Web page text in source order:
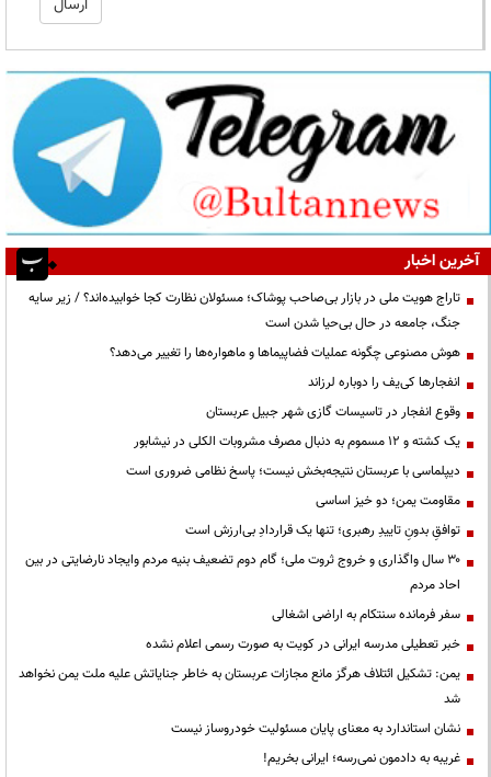
آخرین اخبار
تاراج هویت ملی در بازار بی‌صاحب پوشاک؛ مسئولان نظارت کجا خوابیده‌اند؟ / زیر سایه
جنگ، جامعه در حال بی‌حیا شدن است
هوش مصنوعی چگونه عملیات فضاپیماها و ماهواره‌ها را تغییر می‌دهد؟
انفجارها کی‌یف را دوباره لرزاند
وقوع انفجار در تاسیسات گازی شهر جبیل عربستان
یک کشته و ۱۲ مسموم به دنبال مصرف مشروبات الکلی در نیشابور
دیپلماسی با عربستان نتیجه‌بخش نیست؛ پاسخ نظامی ضروری است
مقاومت یمن؛ دو خیز اساسی
توافقِ بدونِ تاییدِ رهبری؛ تنها یک قراردادِ بی‌ارزش است
۳۰ سال واگذاری و خروج ثروت ملی؛ گام دوم تضعیف بنیه مردم وایجاد نارضایتی در بین
احاد مردم
سفر فرمانده سنتکام به اراضی اشغالی
خبر تعطیلی مدرسه ایرانی در کویت به صورت رسمی اعلام نشده
یمن: تشکیل ائتلاف هرگز مانع مجازات عربستان به خاطر جنایاتش علیه ملت یمن نخواهد
شد
نشان استاندارد به معنای پایان مسئولیت خودروساز نیست
غریبه به دادمون نمی‌رسه؛ ایرانی بخریم!